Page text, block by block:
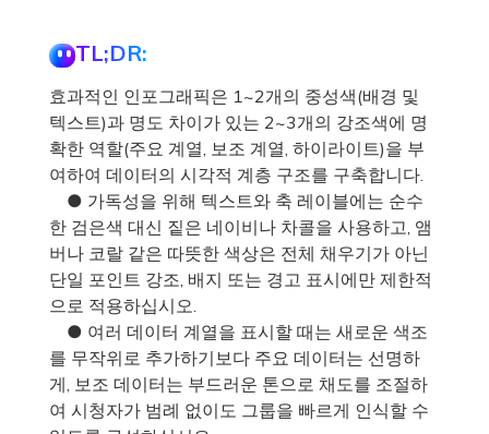
TL;DR:
효과적인 인포그래픽은 1~2개의 중성색(배경 및
텍스트)과 명도 차이가 있는 2~3개의 강조색에 명
확한 역할(주요 계열, 보조 계열, 하이라이트)을 부
여하여 데이터의 시각적 계층 구조를 구축합니다.
● 가독성을 위해 텍스트와 축 레이블에는 순수
한 검은색 대신 짙은 네이비나 차콜을 사용하고, 앰
버나 코랄 같은 따뜻한 색상은 전체 채우기가 아닌
단일 포인트 강조, 배지 또는 경고 표시에만 제한적
으로 적용하십시오.
● 여러 데이터 계열을 표시할 때는 새로운 색조
를 무작위로 추가하기보다 주요 데이터는 선명하
게, 보조 데이터는 부드러운 톤으로 채도를 조절하
여 시청자가 범례 없이도 그룹을 빠르게 인식할 수